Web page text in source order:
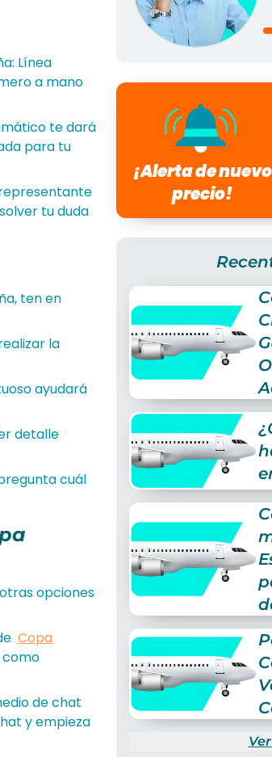
Línea
a mano
te dará
para tu
tu duda
ten en
la
ayudará
detalle
cuál
opciones
Copa
como
de chat
y empieza
¡Alerta de nuevo
precio!